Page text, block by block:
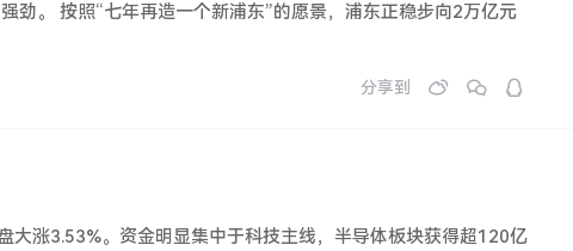
劲。 按照“七年再造一个新浦东”的愿景，浦东正稳步向2万亿元
分享到
大涨3.53%。资金明显集中于科技主线，半导体板块获得超120亿